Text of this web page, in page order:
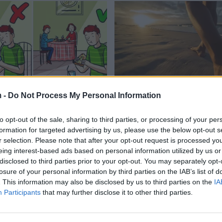
- Do Not Process My Personal Information
opt-out of the sale, sharing to third parties, or processing of your
for targeted advertising by us, please use the below opt-out
selection. Please note that after your opt-out request is processed
interest-based ads based on personal information utilized by us
to third parties prior to your opt-out. You may separately
of your personal information by third parties on the IAB’s list of
This information may also be disclosed by us to third parties on the
Participants that may further disclose it to other third parties.
të mirësjelljes që
njerëzit për ju
2021
Pse gjithnjë e më shumë
schedule 22:14 / 30/06/2021